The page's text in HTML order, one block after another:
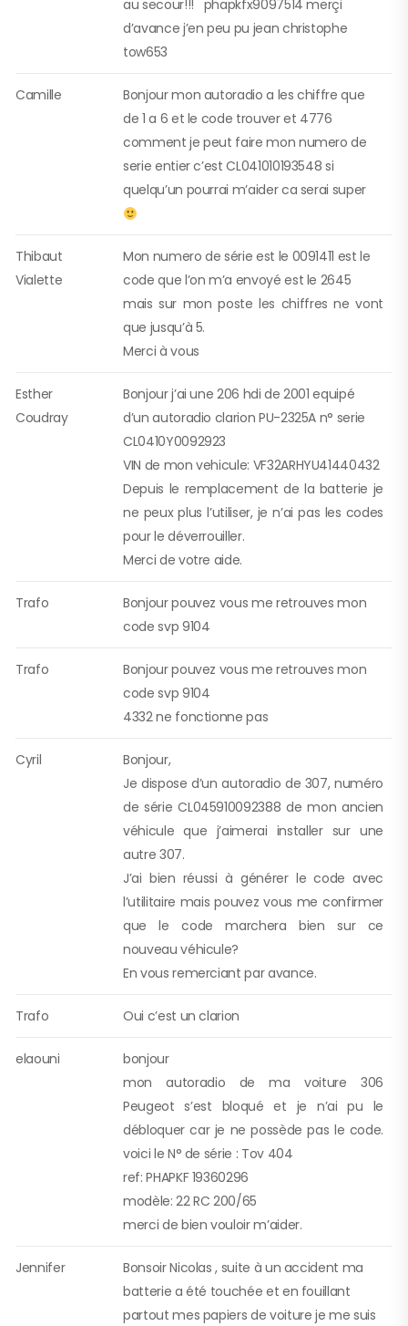
au secour!!! phapkfx9097514 merçi
d’avance j’en peu pu jean christophe
tow653
Camille
Bonjour mon autoradio a les chiffre que
de 1 a 6 et le code trouver et 4776
comment je peut faire mon numero de
serie entier c’est CL041010193548 si
quelqu’un pourrai m’aider ca serai super
Thibaut
Vialette
Mon numero de série est le 0091411 est le
code que l’on m’a envoyé est le 2645
mais sur mon poste les chiffres ne vont
que jusqu’à 5.
Merci à vous
Esther
Coudray
Bonjour j’ai une 206 hdi de 2001 equipé
d’un autoradio clarion PU-2325A n° serie
CL0410Y0092923
VIN de mon vehicule: VF32ARHYU41440432
Depuis le remplacement de la batterie je
ne peux plus l’utiliser, je n’ai pas les codes
pour le déverrouiller.
Merci de votre aide.
Trafo
Bonjour pouvez vous me retrouves mon
code svp 9104
Trafo
Bonjour pouvez vous me retrouves mon
code svp 9104
4332 ne fonctionne pas
Cyril
Bonjour,
Je dispose d’un autoradio de 307, numéro
de série CL045910092388 de mon ancien
véhicule que j’aimerai installer sur une
autre 307.
J’ai bien réussi à générer le code avec
l’utilitaire mais pouvez vous me confirmer
que le code marchera bien sur ce
nouveau véhicule?
En vous remerciant par avance.
Trafo Oui c’est un clarion
elaouni
bonjour
mon autoradio de ma voiture 306
Peugeot s’est bloqué et je n’ai pu le
débloquer car je ne possède pas le code.
voici le N° de série : Tov 404
ref: PHAPKF 19360296
modèle: 22 RC 200/65
merci de bien vouloir m’aider.
Jennifer
Bonsoir Nicolas , suite à un accident ma
batterie a été touchée et en fouillant
partout mes papiers de voiture je me suis